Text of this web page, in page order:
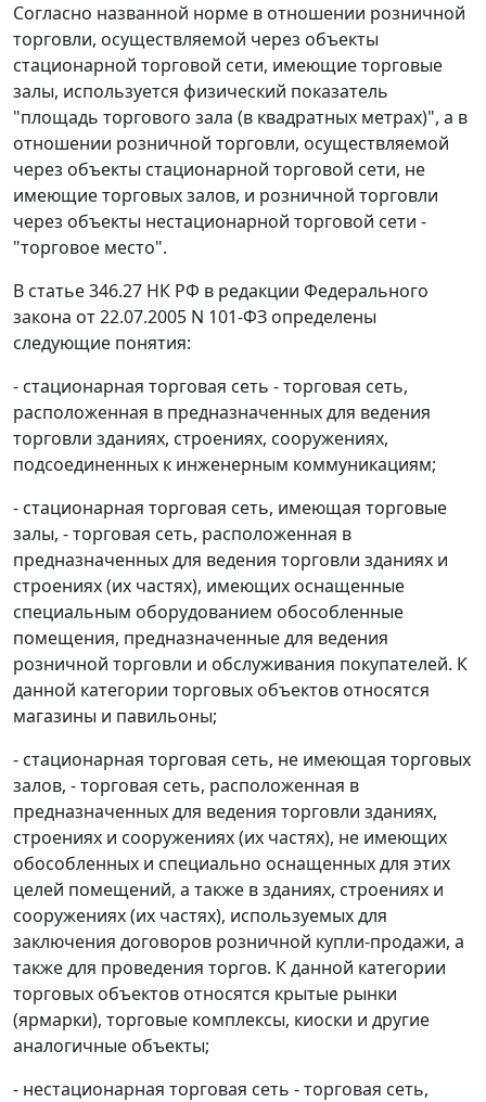
Согласно названной норме в отношении розничной
торговли, осуществляемой через объекты
стационарной торговой сети, имеющие торговые
залы, используется физический показатель
"площадь торгового зала (в квадратных метрах)", а в
отношении розничной торговли, осуществляемой
через объекты стационарной торговой сети, не
имеющие торговых залов, и розничной торговли
через объекты нестационарной торговой сети -
"торговое место".
В статье 346.27 НК РФ в редакции Федерального
закона от 22.07.2005 N 101-ФЗ определены
следующие понятия:
- стационарная торговая сеть - торговая сеть,
расположенная в предназначенных для ведения
торговли зданиях, строениях, сооружениях,
подсоединенных к инженерным коммуникациям;
- стационарная торговая сеть, имеющая торговые
залы, - торговая сеть, расположенная в
предназначенных для ведения торговли зданиях и
строениях (их частях), имеющих оснащенные
специальным оборудованием обособленные
помещения, предназначенные для ведения
розничной торговли и обслуживания покупателей. К
данной категории торговых объектов относятся
магазины и павильоны;
- стационарная торговая сеть, не имеющая торговых
залов, - торговая сеть, расположенная в
предназначенных для ведения торговли зданиях,
строениях и сооружениях (их частях), не имеющих
обособленных и специально оснащенных для этих
целей помещений, а также в зданиях, строениях и
сооружениях (их частях), используемых для
заключения договоров розничной купли-продажи, а
также для проведения торгов. К данной категории
торговых объектов относятся крытые рынки
(ярмарки), торговые комплексы, киоски и другие
аналогичные объекты;
- нестационарная торговая сеть - торговая сеть,